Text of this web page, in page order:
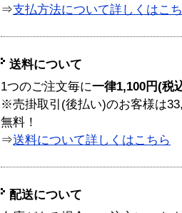
⇒支払方法について詳しくはこ
送料について
1つのご注文毎に一律1,100円(税
※売掛取引(後払い)のお客様は
無料！
⇒送料について詳しくはこちら
配送について